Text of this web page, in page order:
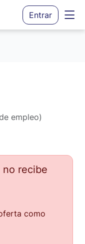
Entrar
empleo)
no recibe
como